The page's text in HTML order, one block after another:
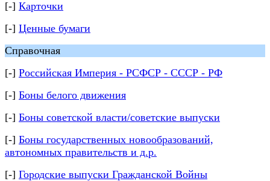
[-] Карточки
[-] Ценные бумаги
Справочная
[-] Российская Империя - РСФСР - СССР - РФ
[-] Боны белого движения
[-] Боны советской власти/советские выпуски
[-] Боны государственных новообразований,
автономных правительств и д.р.
[-] Городские выпуски Гражданской Войны